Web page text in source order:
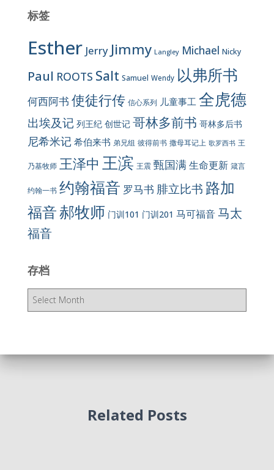
标签
Esther Jerry Jimmy Langley Michael Nicky
Paul ROOTS Salt Samuel Wendy 以弗所书
何西阿书 使徒行传 信心系列 儿童事工 全虎德
出埃及记 列王纪 创世记 哥林多前书 哥林多后书
尼希米记 希伯来书 弟兄组 彼得前书 撒母耳记上 歌罗西书 王
乃基牧师 王泽中 王滨 王震 甄国满生命更新 箴言
约翰一书 约翰福音 罗马书 腓立比书 路加
福音郝牧师 门训101 门训201 马可福音马太
福音
存档
存
Related Posts